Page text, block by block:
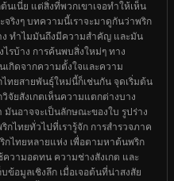
นเนี่ย แต่สิ่งที่พวกเขาเจอทำให้เห็น
จริงๆ บทความนี้เราจะมาดูกันว่าพริก
ทำไมมันถึงมีความสำคัญ และมัน
รบ้าง การค้นพบสิ่งใหม่ๆ ทาง
เกิดจากความตั้งใจและความ
ทยสายพันธุ์ใหม่นี้ก็เช่นกัน จุดเริ่มต้น
จัยสังเกตเห็นความแตกต่างบาง
มันอาจจะเป็นลักษณะของใบ รูปร่าง
ไทยทั่วไปที่เรารู้จัก การสำรวจภาค
กไทยหลายแห่ง เพื่อตามหาต้นพริก
วามอดทน ความช่างสังเกต และ
ข้อมูลเชิงลึก เมื่อเจอต้นที่น่าสงสัย